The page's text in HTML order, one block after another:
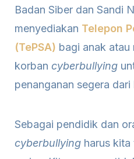
Badan Siber dan Sandi
menyediakan Telepon
(TePSA) bagi anak atau
korban cyberbullying
penanganan segera
Sebagai pendidik dan
cyberbullying harus